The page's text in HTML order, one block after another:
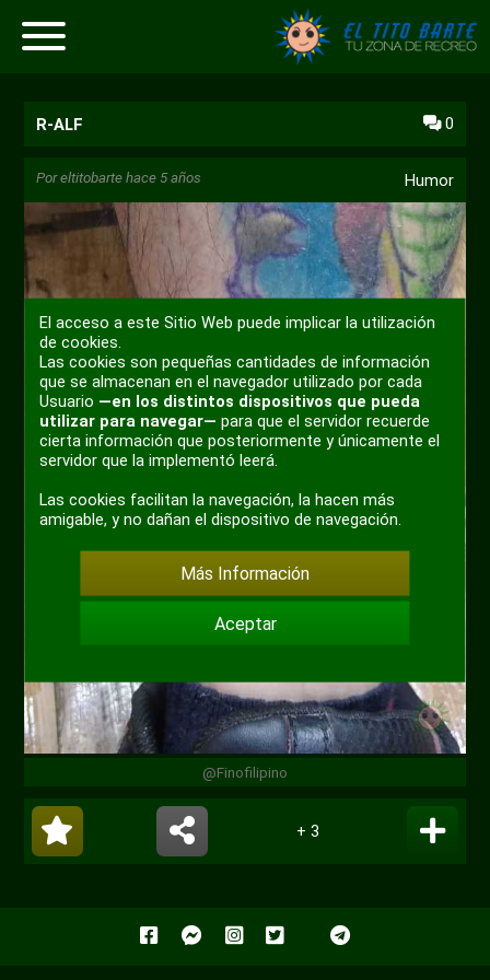
R-ALF 0
Poreltitobarte hace 5 años Humor
@Finofilipino
+ 3
El acceso a este Sitio Web puede implicar la utilización
de cookies.
Las cookies son pequeñas cantidades de información
que se almacenan en el navegador utilizado por cada
Usuario —en los distintos dispositivos que pueda
utilizar para navegar— para que el servidor recuerde
cierta información que posteriormente y únicamente el
servidor que la implementó leerá.
Las cookies facilitan la navegación, la hacen más
amigable, y no dañan el dispositivo de navegación.
Más Información
Aceptar